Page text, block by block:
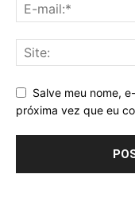
Salve meu nome,
próxima vez que eu